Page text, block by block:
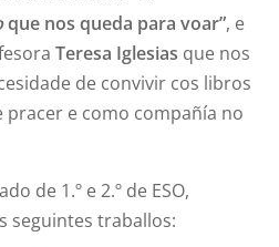
que nos queda para voar”, e
Teresa Iglesias que nos
de convivir cos libros
pracer e como compañía no
de 1.º e 2.º de ESO,
seguintes traballos: